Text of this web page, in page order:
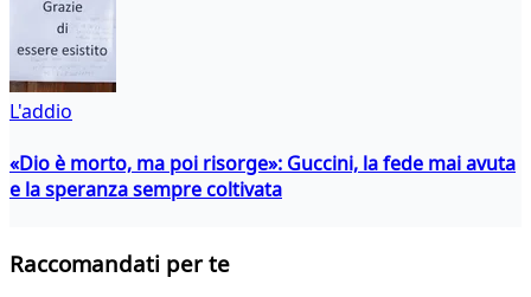
L'addio
«Dio è morto, ma poi risorge»: Guccini, la fede mai avuta
e la speranza sempre coltivata
Raccomandati per te